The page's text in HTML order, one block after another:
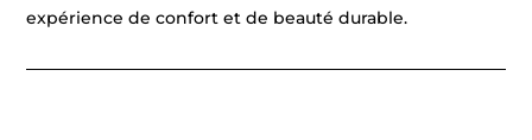
expérience de confort et de beauté durable.